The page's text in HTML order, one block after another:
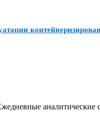
аналитические